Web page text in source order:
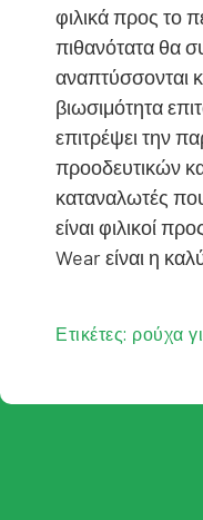
φιλικά προς το
πιθανότατα θα
αναπτύσσονται
βιωσιμότητα
επιτρέψει την
προοδευτικών
καταναλωτές
είναι φιλικοί
Wear είναι η
Ετικέτες: ρούχα